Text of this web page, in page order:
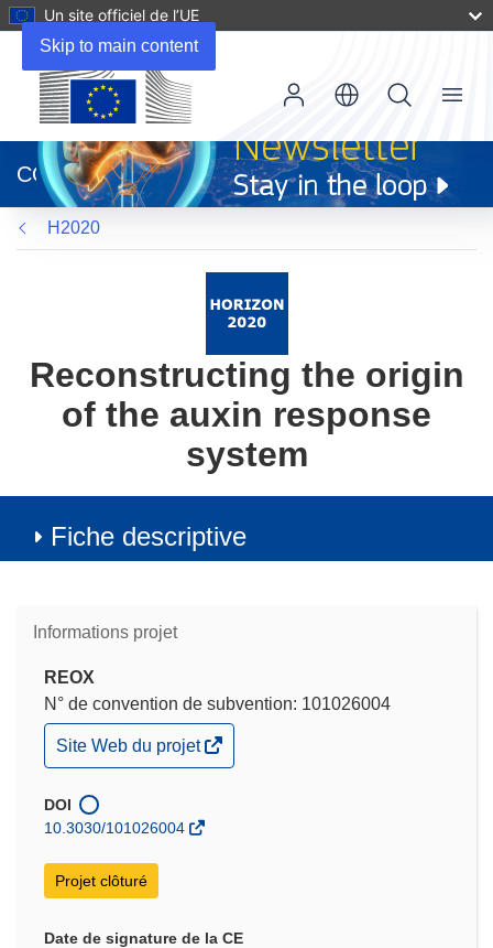
Skip to main content
Un site officiel de l’UE
dans
une
nouvelle
fenêtre)
CORDIS
Menu
H2020
Reconstructing the origin
of the auxin response
system
Fiche descriptive
Informations projet
REOX
N° de convention de subvention: 101026004
(s’ouvre
dans
nouvelle
fenêtre)
Site Web du projet
DOI
10.3030/101026004
Projet clôturé
Date de signature de la CE